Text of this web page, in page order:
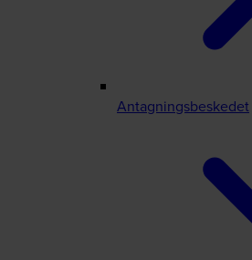
Antagningsbeskedet